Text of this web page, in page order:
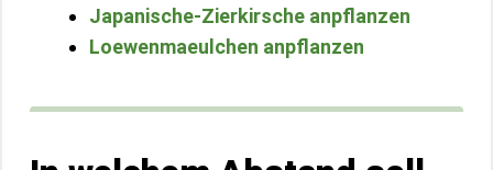
Japanische-Zierkirsche anpflanzen
Loewenmaeulchen anpflanzen